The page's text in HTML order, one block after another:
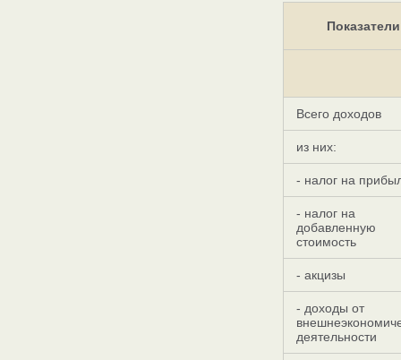
Показатели
Всего доходов
из них:
- налог на
- налог на
добавленную
стоимость
- акцизы
- доходы от
деятельности